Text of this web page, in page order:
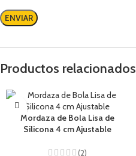
Productos relacionados
Mordaza de Bola Lisa de
Silicona 4 cm Ajustable
(2)